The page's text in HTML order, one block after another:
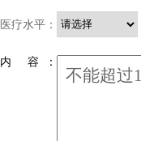
医疗水平：
内 容 ：